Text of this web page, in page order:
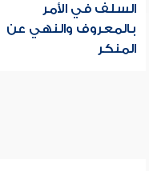
السلف في الأمر
بالمعروف والنهي عن
المنكر